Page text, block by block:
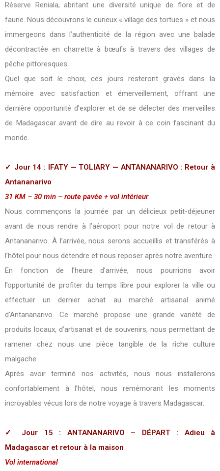
Réserve Reniala, abritant une diversité unique de flore et de
faune. Nous découvrons le curieux « village des tortues » et nous
immergeons dans l’authenticité de la région avec une balade
décontractée en charrette à bœufs à travers des villages de
pêche pittoresques.
Quel que soit le choix, ces jours resteront gravés dans la
mémoire avec satisfaction et émerveillement, offrant une
dernière opportunité d’explorer et de se délecter des merveilles
de Madagascar avant de dire au revoir à ce coin fascinant du
monde.
✓ Jour 14 : IFATY — TOLIARY — ANTANANARIVO : Retour à
Antananarivo
31 KM – 30 min – route pavée + vol intérieur
Nous commençons la journée par un délicieux petit-déjeuner
avant de nous rendre à l’aéroport pour notre vol de retour à
Antananarivo. À l’arrivée, nous serons accueillis et transférés à
l’hôtel pour nous détendre et nous reposer après notre aventure.
En fonction de l’heure d’arrivée, nous pourrions avoir
l’opportunité de profiter du temps libre pour explorer la ville ou
effectuer un dernier achat au marché artisanal animé
d’Antananarivo. Ce marché propose une grande variété de
produits locaux, d’artisanat et de souvenirs, nous permettant de
ramener chez nous une pièce tangible de la riche culture
malgache.
Après avoir terminé nos activités, nous nous installerons
confortablement à l’hôtel, nous remémorant les moments
incroyables vécus lors de notre voyage à travers Madagascar.
✓ Jour 15 : ANTANANARIVO – DÉPART : Adieu à
Madagascar et retour à la maison
Vol international